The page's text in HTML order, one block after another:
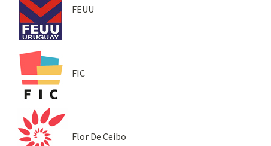
FEUU
FIC
Flor De Ceibo